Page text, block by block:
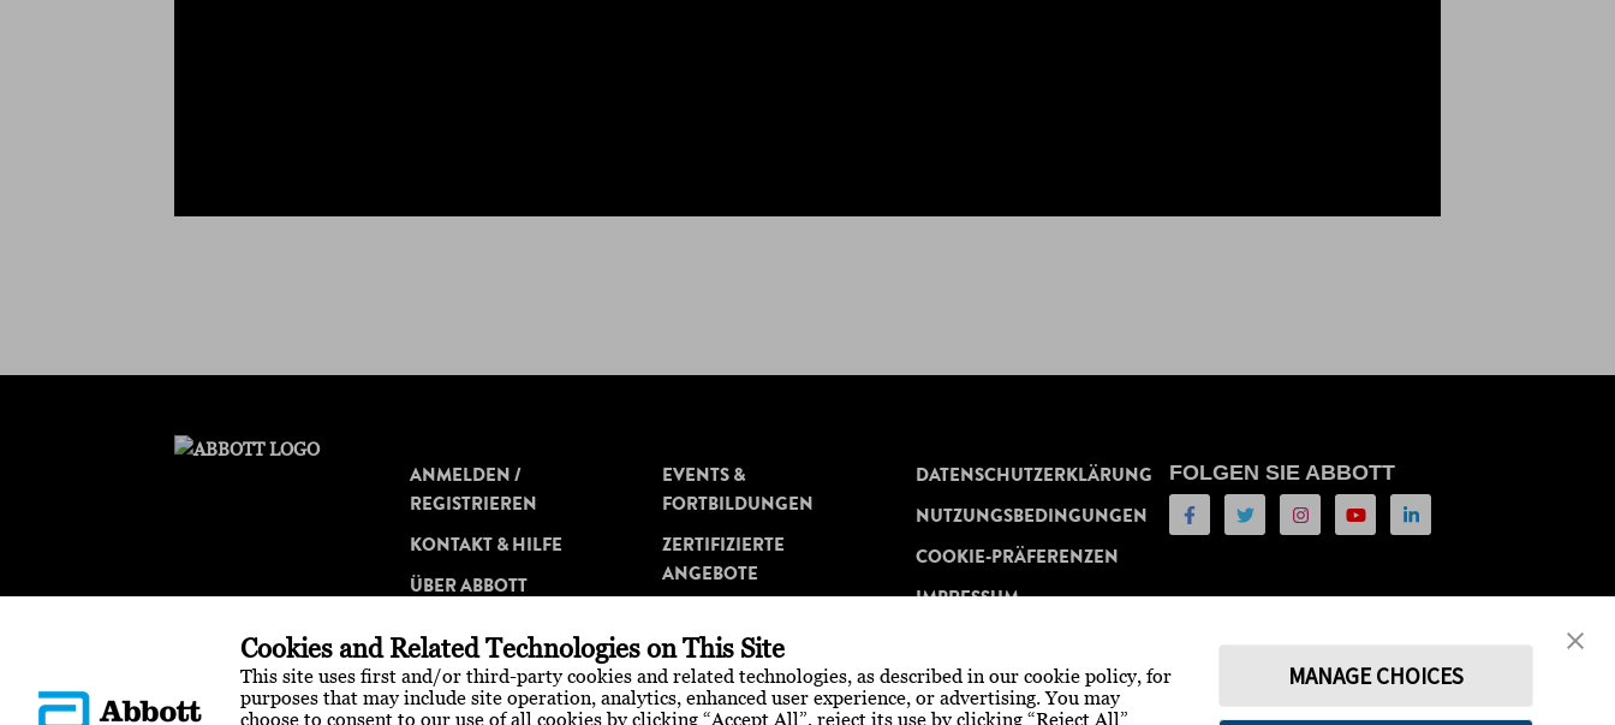
Cookies and Related Technologies on This Site
This site uses first and/or third-party cookies and related technologies, as described in our cookie policy, for
purposes that may include site operation, analytics, enhanced user experience, or advertising. You may
choose to consent to our use of all cookies by clicking “Accept All”, reject its use by clicking “Reject All”
MANAGE CHOICES
ANMELDEN /
REGISTRIEREN
KONTAKT & HILFE
ÜBER ABBOTT
EVENTS &
FORTBILDUNGEN
ZERTIFIZIERTE
ANGEBOTE
WISSENSCHAFT
DATENSCHUTZERKLÄRUNG
NUTZUNGSBEDINGUNGEN
COOKIE-PRÄFERENZEN
IMPRESSUM
FOLGEN SIE ABBOTT